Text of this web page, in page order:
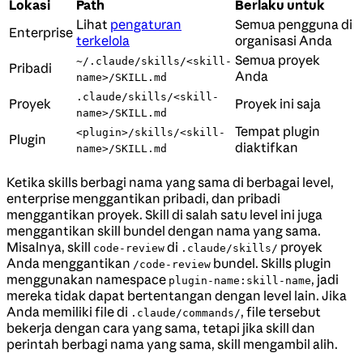
Lokasi Path
Berlaku untuk
Enterprise Lihat pengaturan
terkelola
Semua pengguna di
organisasi Anda
Pribadi
~/.claude/skills/<skill-
name>/SKILL.md
Semua proyek
Anda
Proyek
.claude/skills/<skill-
name>/SKILL.md
Proyek ini saja
Plugin
<plugin>/skills/<skill-
name>/SKILL.md
Tempat plugin
diaktifkan
Ketika skills berbagi nama yang sama di berbagai level,
enterprise menggantikan pribadi, dan pribadi
menggantikan proyek. Skill di salah satu level ini juga
menggantikan skill bundel dengan nama yang sama.
Misalnya, skill code-review di .claude/skills/ proyek
Anda menggantikan /code-review bundel. Skills plugin
menggunakan namespace plugin-name:skill-name, jadi
mereka tidak dapat bertentangan dengan level lain. Jika
Anda memiliki file di .claude/commands/, file tersebut
bekerja dengan cara yang sama, tetapi jika skill dan
perintah berbagi nama yang sama, skill mengambil alih.